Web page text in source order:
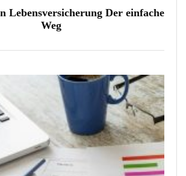
Lebensversicherung Der einfache
Weg